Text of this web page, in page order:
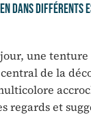
dans différents
une
de la
regards et